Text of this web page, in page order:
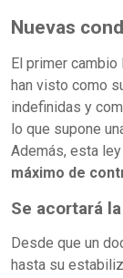
Nuevas
El primer
han visto como
indefinidas y
lo que supone
Además, esta
máximo de
Se acortará
Desde que un
hasta su